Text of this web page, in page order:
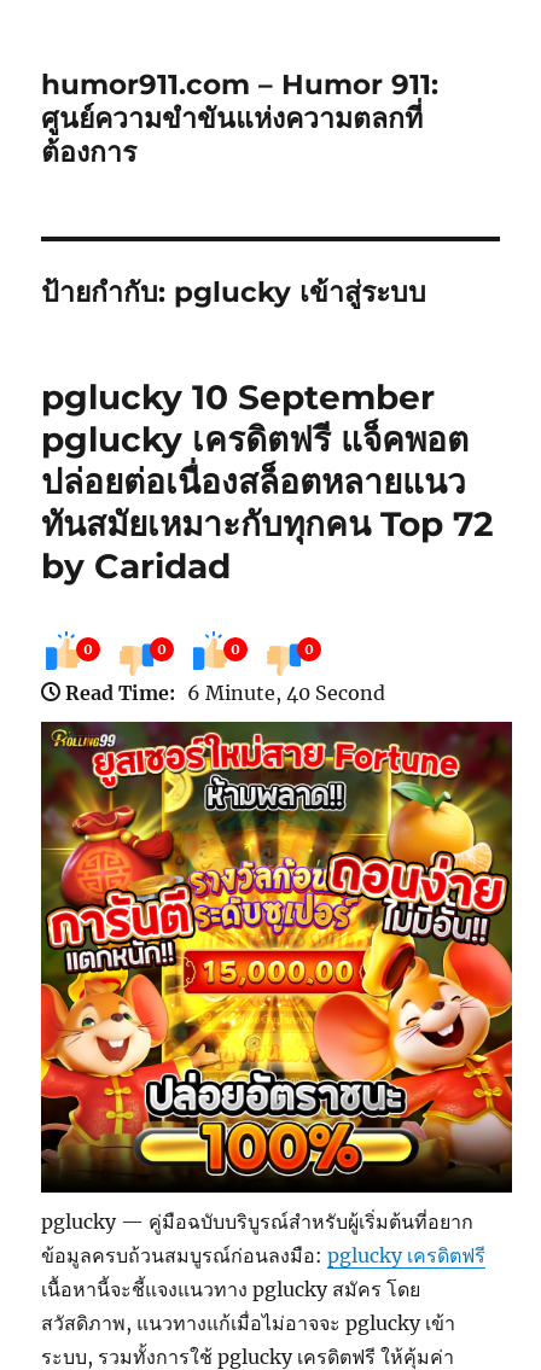
humor911.com – Humor 911:
ศูนย์ความขำขันแห่งความตลกที่
ต้องการ
ป้ายกำกับ: pglucky เข้าสู่ระบบ
pglucky 10 September
pglucky เครดิตฟรี แจ็คพอต
ปล่อยต่อเนื่องสล็อตหลายแนว
ทันสมัยเหมาะกับทุกคน Top 72
by Caridad
0 0 0 0
Read Time: 6 Minute, 40 Second
pglucky — คู่มือฉบับบริบูรณ์สำหรับผู้เริ่มต้นที่อยาก
ข้อมูลครบถ้วนสมบูรณ์ก่อนลงมือ:pglucky เครดิตฟรี
เนื้อหานี้จะชี้แจงแนวทาง pglucky สมัคร โดย
สวัสดิภาพ, แนวทางแก้เมื่อไม่อาจจะ pglucky เข้า
ระบบ, รวมทั้งการใช้ pglucky เครดิตฟรี ให้คุ้มค่า